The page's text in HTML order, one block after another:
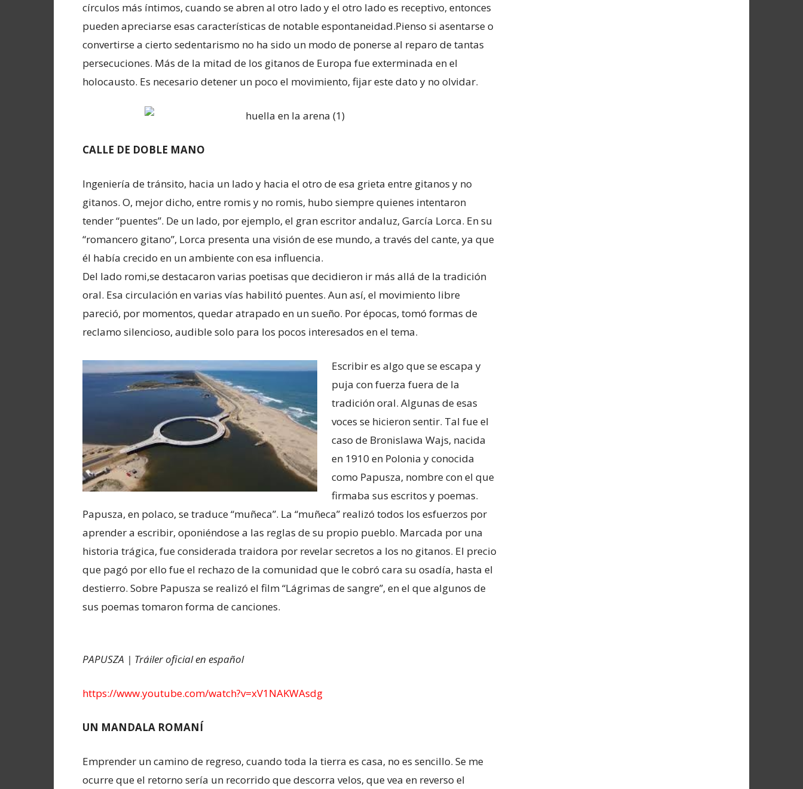
círculos más íntimos, cuando se abren al otro lado y el otro lado es receptivo, entonces
pueden apreciarse esas características de notable espontaneidad.Pienso si asentarse o
convertirse a cierto sedentarismo no ha sido un modo de ponerse al reparo de tantas
persecuciones. Más de la mitad de los gitanos de Europa fue exterminada en el
holocausto. Es necesario detener un poco el movimiento, fijar este dato y no olvidar.
CALLE DE DOBLE MANO
Ingeniería de tránsito, hacia un lado y hacia el otro de esa grieta entre gitanos y no
gitanos. O, mejor dicho, entre romis y no romis, hubo siempre quienes intentaron
tender “puentes”. De un lado, por ejemplo, el gran escritor andaluz, García Lorca. En su
“romancero gitano”, Lorca presenta una visión de ese mundo, a través del cante, ya que
él había crecido en un ambiente con esa influencia.
Del lado romi,se destacaron varias poetisas que decidieron ir más allá de la tradición
oral. Esa circulación en varias vías habilitó puentes. Aun así, el movimiento libre
pareció, por momentos, quedar atrapado en un sueño. Por épocas, tomó formas de
reclamo silencioso, audible solo para los pocos interesados en el tema.
Escribir es algo que se escapa y
puja con fuerza fuera de la
tradición oral. Algunas de esas
voces se hicieron sentir. Tal fue el
caso de Bronislawa Wajs, nacida
en 1910 en Polonia y conocida
como Papusza, nombre con el que
firmaba sus escritos y poemas.
Papusza, en polaco, se traduce “muñeca”. La “muñeca” realizó todos los esfuerzos por
aprender a escribir, oponiéndose a las reglas de su propio pueblo. Marcada por una
historia trágica, fue considerada traidora por revelar secretos a los no gitanos. El precio
que pagó por ello fue el rechazo de la comunidad que le cobró cara su osadía, hasta el
destierro. Sobre Papusza se realizó el film “Lágrimas de sangre”, en el que algunos de
sus poemas tomaron forma de canciones.
PAPUSZA | Tráiler oficial en español
https://www.youtube.com/watch?v=xV1NAKWAsdg
UN MANDALA ROMANÍ
Emprender un camino de regreso, cuando toda la tierra es casa, no es sencillo. Se me
ocurre que el retorno sería un recorrido que descorra velos, que vea en reverso el